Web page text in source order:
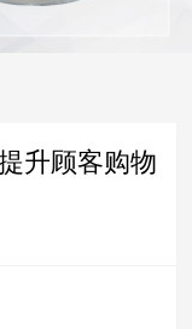
升顾客购物